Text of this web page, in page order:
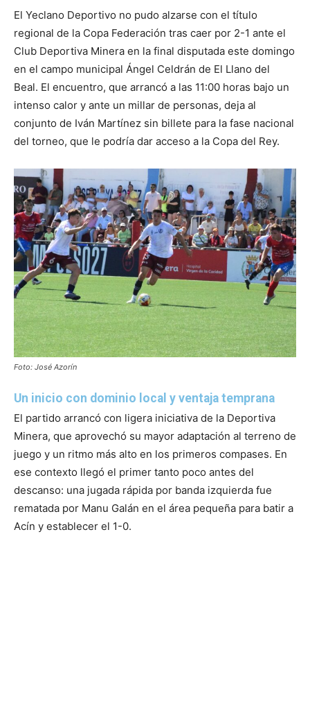
El Yeclano Deportivo no pudo alzarse con el título
regional de la Copa Federación tras caer por 2-1 ante el
Club Deportiva Minera en la final disputada este domingo
en el campo municipal Ángel Celdrán de El Llano del
Beal. El encuentro, que arrancó a las 11:00 horas bajo un
intenso calor y ante un millar de personas, deja al
conjunto de Iván Martínez sin billete para la fase nacional
del torneo, que le podría dar acceso a la Copa del Rey.
Foto: José Azorín
Un inicio con dominio local y ventaja temprana
El partido arrancó con ligera iniciativa de la Deportiva
Minera, que aprovechó su mayor adaptación al terreno de
juego y un ritmo más alto en los primeros compases. En
ese contexto llegó el primer tanto poco antes del
descanso: una jugada rápida por banda izquierda fue
rematada por Manu Galán en el área pequeña para batir a
Acín y establecer el 1-0.